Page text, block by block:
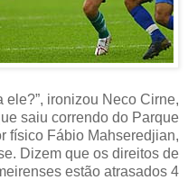
ironizou Neco Cirne,
saiu correndo do Parque
físico Fábio Mahseredjian,
Dizem que os direitos de
estão atrasados 4